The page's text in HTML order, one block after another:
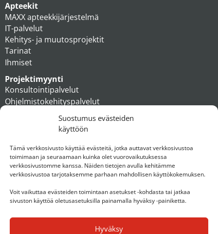
Suostumus evästeiden
käyttöön
Tämä verkkosivusto käyttää evästeitä, jotka auttavat verkkosivustoa
toimimaan ja seuraamaan kuinka olet vuorovaikutuksessa
verkkosivustomme kanssa. Näiden tietojen avulla kehitämme
verkkosivustoa tarjotaksemme parhaan mahdollisen käyttökokemuksen.
Voit vaikuttaa evästeiden toimintaan asetukset -kohdasta tai jatkaa
sivuston käyttöä oletusasetuksilla painamalla hyväksy -painiketta.
Hyväksy
Apteekit
MAXX apteekkijärjestelmä
IT-palvelut
Kehitys- ja muutosprojektit
Tarinat
Ihmiset
Projektimyynti
Konsultointipalvelut
Ohjelmistokehityspalvelut
Ihmiset
Konserni
Ota yhteyttä